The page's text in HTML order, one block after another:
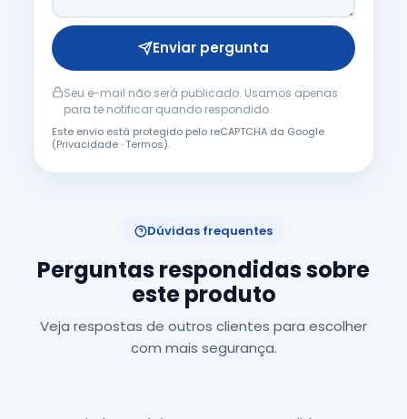
Enviar pergunta
Seu e-mail não será publicado. Usamos apenas
para te notificar quando respondido.
Este envio está protegido pelo reCAPTCHA da Google
(Privacidade·Termos).
Dúvidas frequentes
Perguntas respondidas sobre
este produto
Veja respostas de outros clientes para escolher
com mais segurança.